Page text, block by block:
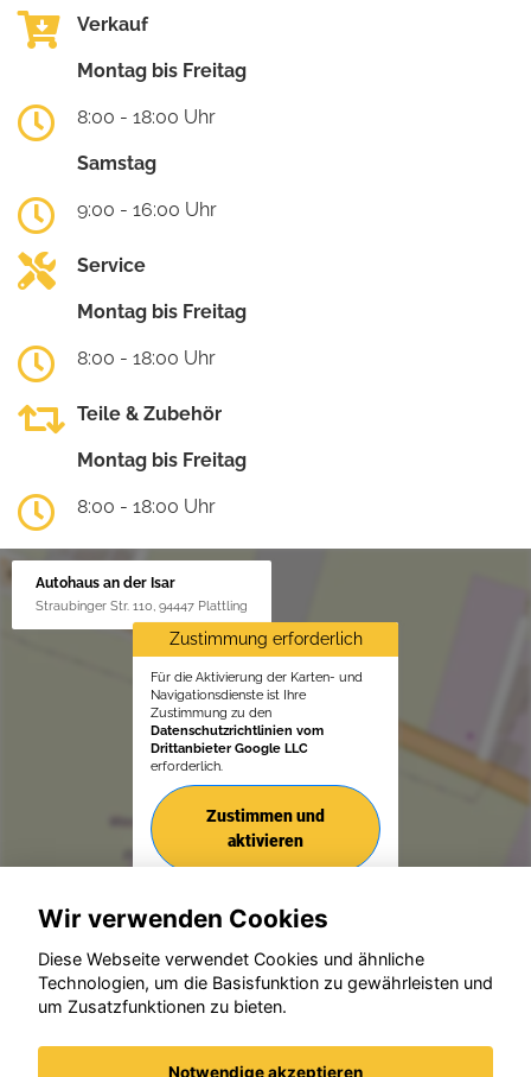
Verkauf
Montag bis Freitag
8:00 - 18:00 Uhr
Samstag
9:00 - 16:00 Uhr
Service
Montag bis Freitag
8:00 - 18:00 Uhr
Teile & Zubehör
Montag bis Freitag
8:00 - 18:00 Uhr
Autohaus an der Isar
Straubinger Str. 110, 94447 Plattling
Zustimmung erforderlich
Für die Aktivierung der Karten- und
Navigationsdienste ist Ihre
Zustimmung zu den
Datenschutzrichtlinien vom
Drittanbieter Google LLC
erforderlich.
Zustimmen und
aktivieren
© konjunkturmotor.de GmbH 2020 - 2026
Wir verwenden Cookies
Diese Webseite verwendet Cookies und ähnliche
Technologien, um die Basisfunktion zu gewährleisten und
um Zusatzfunktionen zu bieten.
Notwendige akzeptieren